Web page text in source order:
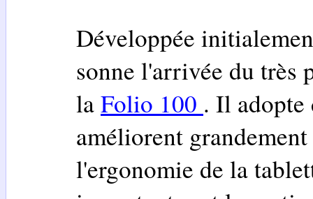
Développée
sonne l'arrivée du très
laFolio 100 . Il
améliorent
l'ergonomie de la